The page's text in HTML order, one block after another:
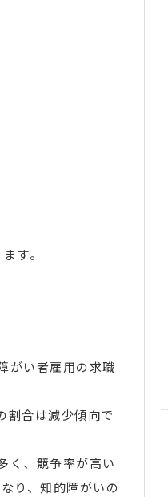
す。
がい者雇用の求職
割合は減少傾向で
く、競争率が高い
り、知的障がいの